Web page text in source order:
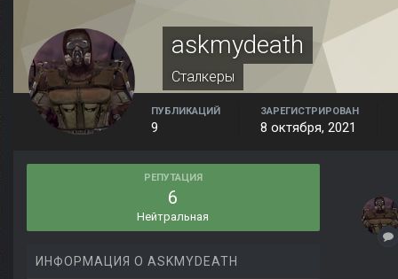
askmydeath
Сталкеры
ПУБЛИКАЦИЙ
9
ЗАРЕГИСТРИРОВАН
8 октября, 2021
РЕПУТАЦИЯ
6
Нейтральная
ИНФОРМАЦИЯ О ASKMYDEATH